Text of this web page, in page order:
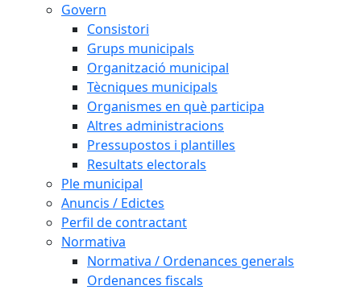
Govern
Consistori
Grups municipals
Organització municipal
Tècniques municipals
Organismes en què participa
Altres administracions
Pressupostos i plantilles
Resultats electorals
Ple municipal
Anuncis / Edictes
Perfil de contractant
Normativa
Normativa / Ordenances generals
Ordenances fiscals